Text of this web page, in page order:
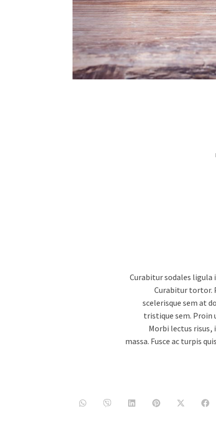
Curabitur sodales ligula
Curabitur tortor.
scelerisque sem at
tristique sem.
Morbi lectus risus,
massa. Fusce ac turpis